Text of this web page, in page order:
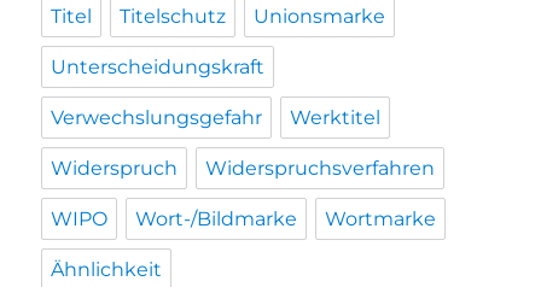
Titel Titelschutz Unionsmarke
Unterscheidungskraft
Verwechslungsgefahr Werktitel
Widerspruch Widerspruchsverfahren
WIPO Wort-/Bildmarke Wortmarke
Ähnlichkeit